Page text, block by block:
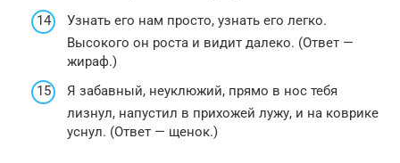
Узнать его нам просто, узнать его легко.
Высокого он роста и видит далеко. (Ответ —
жираф.)
Я забавный, неуклюжий, прямо в нос тебя
лизнул, напустил в прихожей лужу, и на коврике
уснул. (Ответ — щенок.)